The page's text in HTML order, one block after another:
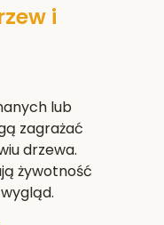
i
lub
zagrażać
drzewa.
żywotność